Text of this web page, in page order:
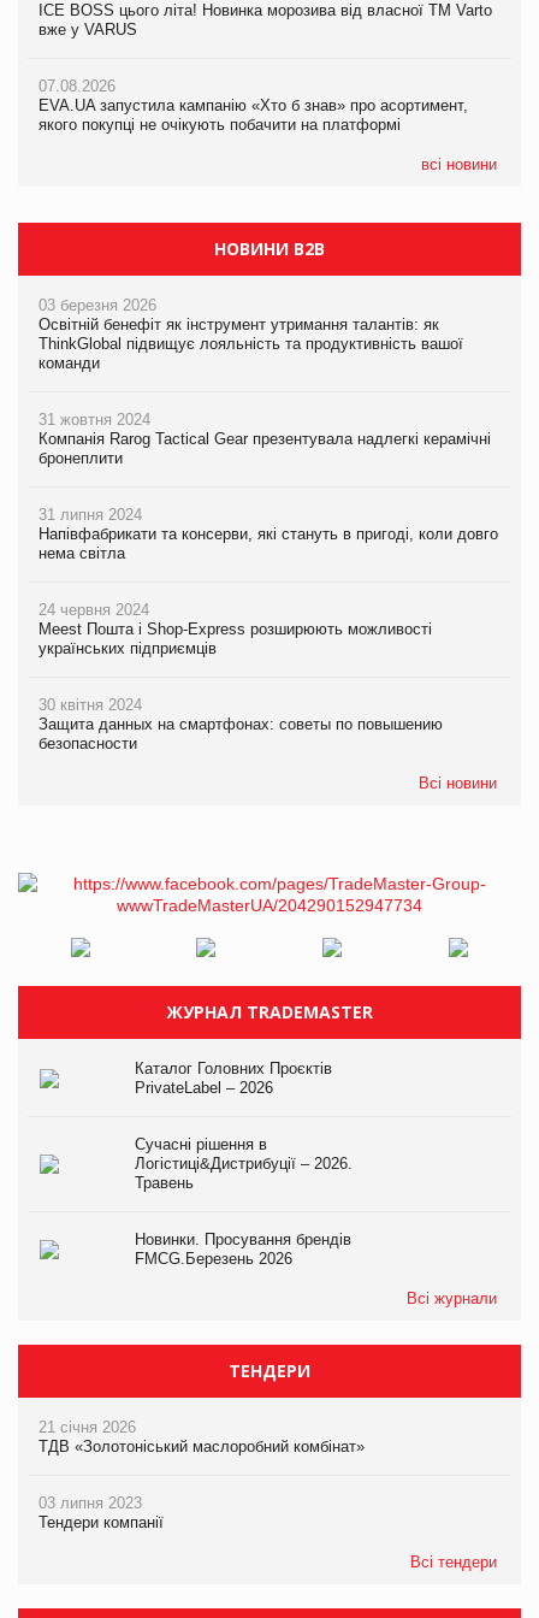
ICE BOSS цього літа! Новинка морозива від власної ТМ Varto
вже у VARUS
07.08.2026
EVA.UA запустила кампанію «Хто б знав» про асортимент,
якого покупці не очікують побачити на платформі
всі новини
06.08.2026
Смачна новинка для хвостатих: у VARUS з’явилися паучі
05.08.2026
Мережа супермаркетів VARUS купує мережу магазинів
НОВИНИ B2B
03 березня 2026
Освітній бенефіт як інструмент утримання талантів: як
ThinkGlobal підвищує лояльність та продуктивність вашої
команди
31 жовтня 2024
Компанія Rarog Tactical Gear презентувала надлегкі керамічні
бронеплити
31 липня 2024
Напівфабрикати та консерви, які стануть в пригоді, коли довго
нема світла
24 червня 2024
Meest Пошта і Shop-Express розширюють можливості
українських підприємців
30 квітня 2024
Защита данных на смартфонах: советы по повышению
безопасности
Всі новини
ЖУРНАЛ TRADEMASTER
Каталог Головних Проєктів
PrivateLabel – 2026
Сучасні рішення в
Логістиці&Дистрибуції – 2026.
Травень
Новинки. Просування брендів
FMCG.Березень 2026
Всі журнали
ТЕНДЕРИ
21 січня 2026
ТДВ «Золотоніський маслоробний комбінат»
03 липня 2023
Тендери компанії
Всі тендери